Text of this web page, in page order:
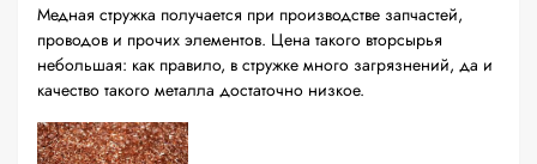
Медная стружка получается при производстве запчастей,
проводов и прочих элементов. Цена такого вторсырья
небольшая: как правило, в стружке много загрязнений, да и
качество такого металла достаточно низкое.